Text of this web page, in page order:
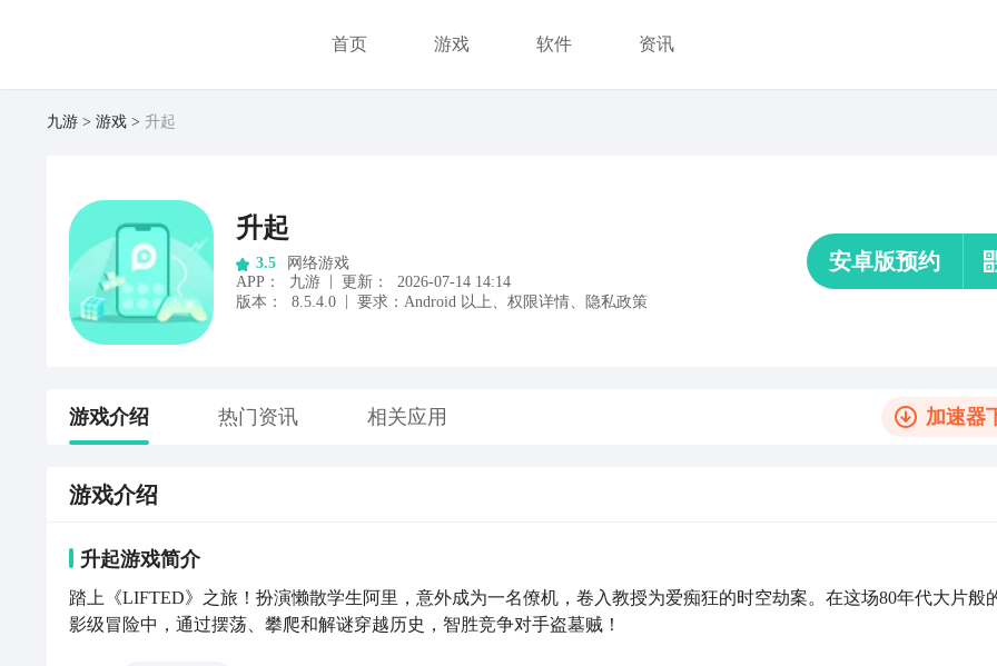
首页 游戏 软件 资讯
九游 游戏 升起
升起
3.5
网络游戏
APP ： 九游 更新：
2026-07-14 14:14
版本：
8.5.4.0 要求： Android 以上、 权限详情、 隐私政策
安卓版预约
游戏介绍 热门资讯 相关应用 加速器
游戏介绍
升起游戏简介
踏上《LIFTED》之旅！扮演懒散学生阿里，意外成为一名僚机，卷入教授为爱痴狂的时空劫案。在这场80年代大片般
影级冒险中，通过摆荡、攀爬和解谜穿越历史，智胜竞争对手盗墓贼！